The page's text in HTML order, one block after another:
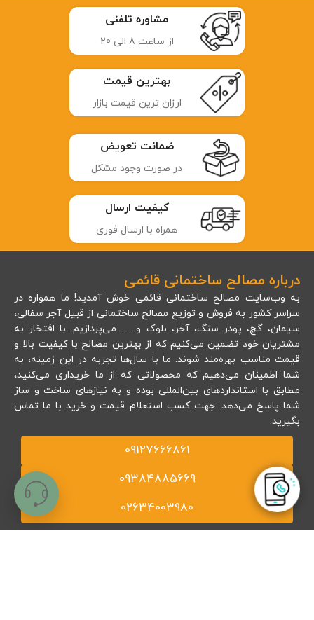
مشاوره تلفنی
از ساعت 8 الی 20
بهترین قیمت
ارزان ترین قیمت بازار
ضمانت تعویض
در صورت وجود مشکل
کیفیت ارسال
همراه با ارسال فوری
درباره مصالح ساختمانی قائمی
به وب‌سایت مصالح ساختمانی قائمی خوش آمدید! ما همواره در
سراسر کشور به فروش و توزیع مصالح ساختمانی از قبیل آجر سفالی،
سیمان، گچ، پودر سنگ، آجر، بلوک و … می‌پردازیم. با افتخار به
مشتریان خود تضمین می‌کنیم که از بهترین مصالح با کیفیت بالا و
قیمت مناسب بهره‌مند شوند. ما با سال‌ها تجربه در این زمینه، به
شما اطمینان می‌دهیم که محصولاتی که از ما خریداری می‌کنید،
مطابق با استانداردهای بین‌المللی بوده و به نیازهای ساخت و ساز
شما پاسخ می‌دهد. جهت کسب استعلام قیمت و خرید با ما تماس
بگیرید.
09127666861
09384885669
02634003980
ارسال